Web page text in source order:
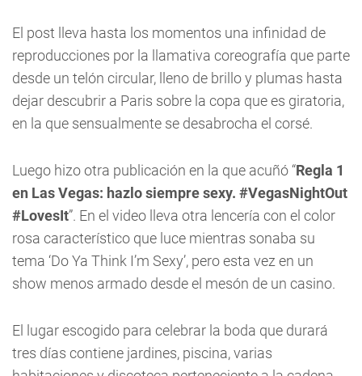
El post lleva hasta los momentos una infinidad de
reproducciones por la llamativa coreografía que parte
desde un telón circular, lleno de brillo y plumas hasta
dejar descubrir a Paris sobre la copa que es giratoria,
en la que sensualmente se desabrocha el corsé.
Luego hizo otra publicación en la que acuñó “Regla 1
en Las Vegas: hazlo siempre sexy. #VegasNightOut
#LovesIt”. En el video lleva otra lencería con el color
rosa característico que luce mientras sonaba su
tema ‘Do Ya Think I’m Sexy’, pero esta vez en un
show menos armado desde el mesón de un casino.
El lugar escogido para celebrar la boda que durará
tres días contiene jardines, piscina, varias